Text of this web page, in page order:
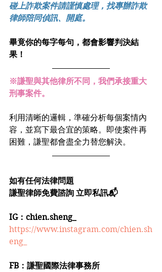
碰上詐欺案件請謹慎處理，找專辦詐欺
律師陪同偵訊、開庭。
畢竟你的每字每句，都會影響判決結
果！
※謙聖與其他律所不同，我們承接重大
刑事案件。
利用清晰的邏輯，準確分析每個案情內
容，並寫下最合宜的策略。即使案件再
困難，謙聖都會盡全力替您解決。
如有任何法律問題
謙聖律師免費諮詢 立即私訊📬
IG：chien.sheng_
https://www.instagram.com/chien.sh
eng_
FB：謙聖國際法律事務所